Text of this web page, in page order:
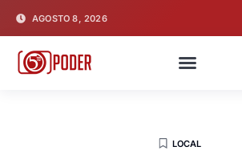
AGOSTO 8, 2026
LOCAL